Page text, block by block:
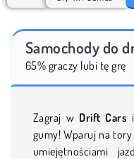
Samochody do
65% graczy lubi tę grę
Zagraj w Drift Cars
gumy! Wparuj na
umiejętnościami